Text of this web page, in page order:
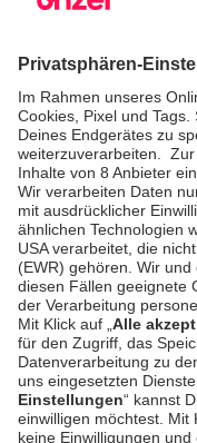
Commerce
Risikomanagement
Preise
SICHERHEIT &
Sicherheit
PSD2 - Starke
Kundenauthentifizierung
PCI DSS -
Datensicherheit